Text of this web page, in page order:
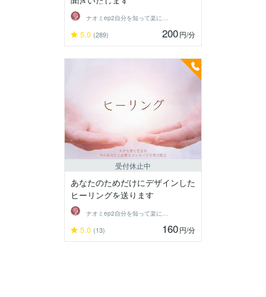
ナオミep2自分を知って楽に生きる
5.0 (289) 200円/分
受付休止中
あなたのためだけにデザインした
ヒーリングを送ります
5.0 (13) 160円/分